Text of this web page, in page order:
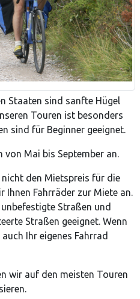
Staaten sind sanfte Hügel
Touren ist besonders
sind für Beginner geeignet.
Mai bis September an.
nicht den Mietspreis für die
Ihnen Fahrräder zur Miete an.
Straßen und
Straßen geeignet. Wenn
Ihr eigenes Fahrrad
wir auf den meisten Touren